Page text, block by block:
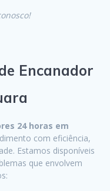
Encanador
24 horas em
com eficiência,
Estamos disponíveis
que envolvem